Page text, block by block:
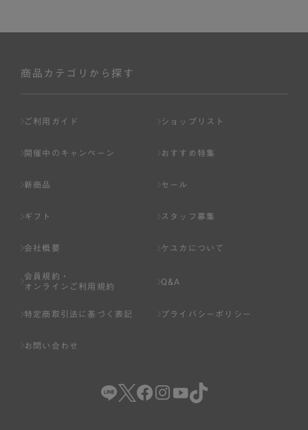
商品カテゴリから探す
ご利用ガイド ショップリスト
開催中のキャンペーン おすすめ特集
新商品 セール
ギフト スタッフ募集
会社概要 ケユカについて
会員規約・
オンラインご利用規約
Q&A
特定商取引法に基づく表記 プライバシーポリシー
お問い合わせ